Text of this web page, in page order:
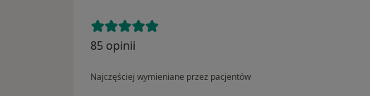
85 opinii
Najczęściej wymieniane przez pacjentów